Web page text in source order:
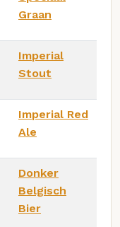
Graan
Imperial
Stout
Imperial Red
Ale
Donker
Belgisch
Bier